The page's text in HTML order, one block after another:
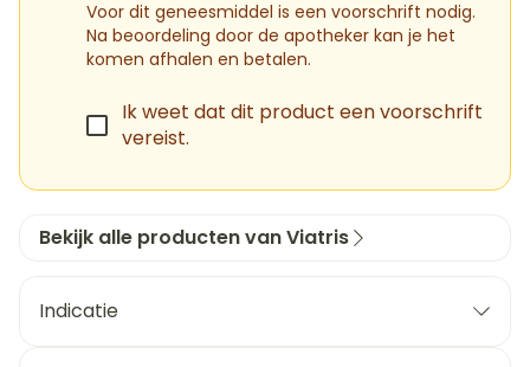
Voor dit geneesmiddel is een voorschrift nodig.
Na beoordeling door de apotheker kan je het
komen afhalen en betalen.
Ik weet dat dit product een voorschrift
vereist.
Bekijk alle producten van Viatris
Indicatie